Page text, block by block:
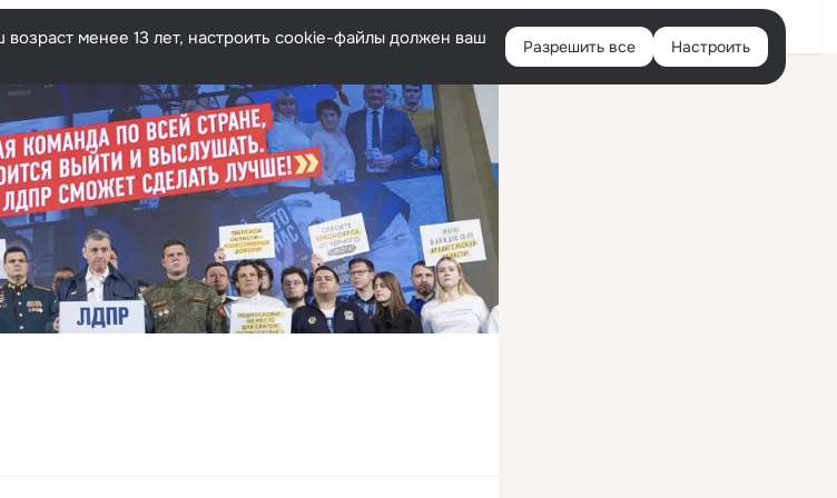
Войти
менее 13 лет, настроить cookie-файлы должен ваш
Разрешить все Настроить